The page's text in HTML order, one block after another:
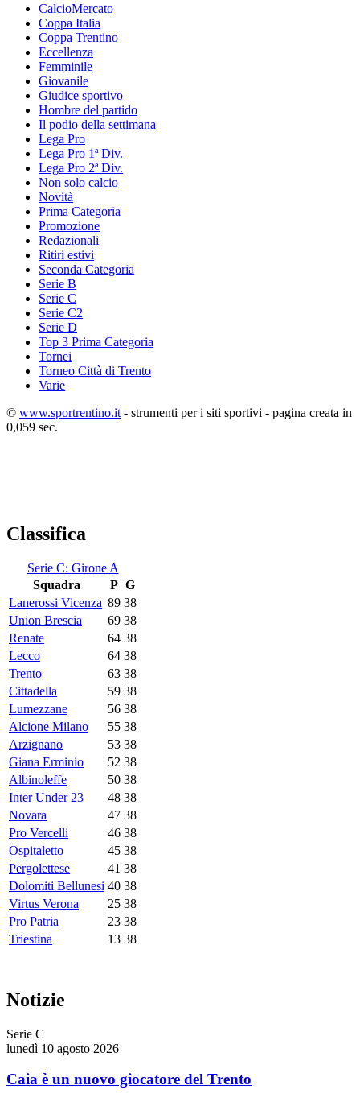
CalcioMercato
Coppa Italia
Coppa Trentino
Eccellenza
Femminile
Giovanile
Giudice sportivo
Hombre del partido
Il podio della settimana
Lega Pro
Lega Pro 1ª Div.
Lega Pro 2ª Div.
Non solo calcio
Novità
Prima Categoria
Promozione
Redazionali
Ritiri estivi
Seconda Categoria
Serie B
Serie C
Serie C2
Serie D
Top 3 Prima Categoria
Tornei
Torneo Città di Trento
Varie
© www.sportrentino.it - strumenti per i siti sportivi - pagina creata in
0,059 sec.
Classifica
Serie C: Girone A
Squadra
P G
Lanerossi Vicenza 89 38
Union Brescia
69 38
Renate
64 38
Lecco
64 38
Trento
63 38
Cittadella
59 38
Lumezzane
56 38
Alcione Milano
55 38
Arzignano
53 38
Giana Erminio
52 38
Albinoleffe
50 38
Inter Under 23
48 38
Novara
47 38
Pro Vercelli
46 38
Ospitaletto
45 38
Pergolettese
41 38
Dolomiti Bellunesi 40 38
Virtus Verona
25 38
Pro Patria
23 38
Triestina
13 38
Notizie
Serie C
lunedì 10 agosto 2026
Caia è un nuovo giocatore del Trento